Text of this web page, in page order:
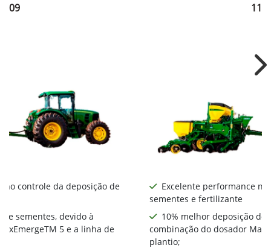
no controle da deposição de
sementes, devido à
5 e a linha de
Excelente performance
sementes e fertilizante
10% melhor deposição de
combinação do dosador
plantio;